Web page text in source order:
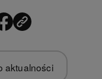
aktualności